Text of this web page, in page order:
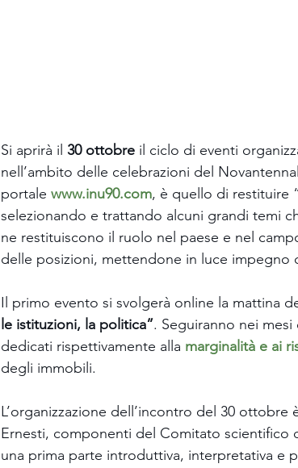
Si aprirà il 30 ottobre il ciclo di eventi
nell’ambito delle celebrazioni del
portale www.inu90.com, è quello di restituire
selezionando e trattando alcuni grandi temi
ne restituiscono il ruolo nel paese e nel
delle posizioni, mettendone in luce impegno
Il primo evento si svolgerà online la mattina
le istituzioni, la politica”. Seguiranno nei
dedicati rispettivamente alla marginalità e ai
degli immobili.
L’organizzazione dell’incontro del 30
Ernesti, componenti del Comitato scientifico
una prima parte introduttiva, interpretativa e